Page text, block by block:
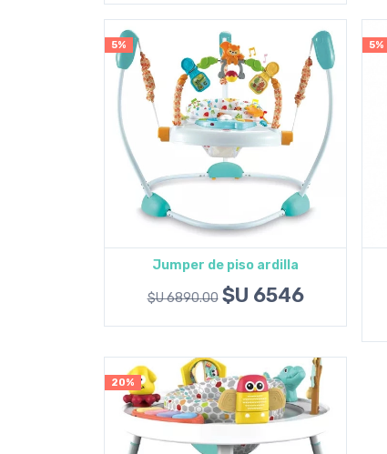
5%
Agregar al carrito
Jumper de piso ardilla
$U 6890.00 $U 6546
5%
20%